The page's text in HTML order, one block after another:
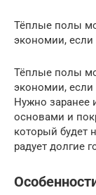
Тёплые полы
экономии, если
Тёплые полы
экономии, если
Нужно заранее
основами и
который будет
радует долгие